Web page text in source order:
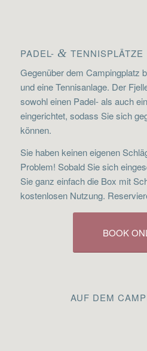
PADEL- & TENNISPLÄTZE
Gegenüber dem Campingplatz
und eine Tennisanlage. Der
sowohl einen Padel- als auch
eingerichtet, sodass Sie sich
können.
Sie haben keinen eigenen
Problem! Sobald Sie sich
Sie ganz einfach die Box mit
kostenlosen Nutzung.
BOOK
AUF DEM